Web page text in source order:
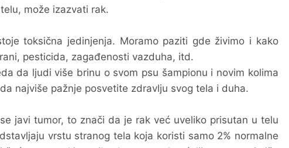
može izazvati rak.
toksična jedinjenja. Moramo paziti gde živimo i kako
pesticida, zagađenosti vazduha, itd.
da ljudi više brinu o svom psu šampionu i novim kolima
najviše pažnje posvetite zdravlju svog tela i duha.
javi tumor, to znači da je rak već uveliko prisutan u telu
vrstu stranog tela koja koristi samo 2% normalne